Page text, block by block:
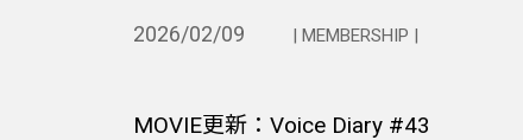
2026/02/09 | MEMBERSHIP |
MOVIE更新：Voice Diary #43